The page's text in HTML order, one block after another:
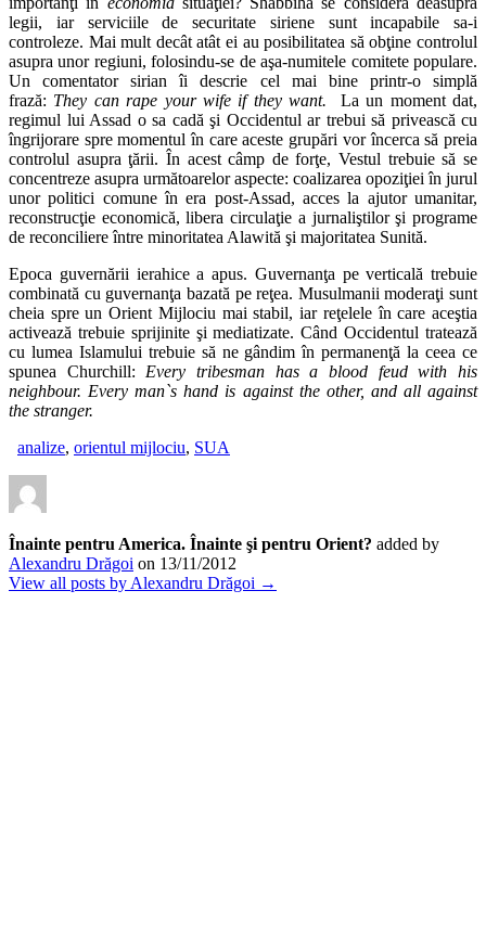
legii, iar serviciile de securitate siriene sunt incapabile sa-i
controleze. Mai mult decât atât ei au posibilitatea să obţine controlul
asupra unor regiuni, folosindu-se de aşa-numitele comitete populare.
Un comentator sirian îi descrie cel mai bine printr-o simplă
frază: They can rape your wife if they want. La un moment dat,
regimul lui Assad o sa cadă şi Occidentul ar trebui să privească cu
îngrijorare spre momentul în care aceste grupări vor încerca să preia
controlul asupra ţării. În acest câmp de forţe, Vestul trebuie să se
concentreze asupra următoarelor aspecte: coalizarea opoziţiei în jurul
unor politici comune în era post-Assad, acces la ajutor umanitar,
reconstrucţie economică, libera circulaţie a jurnaliştilor şi programe
de reconciliere între minoritatea Alawită şi majoritatea Sunită.
Epoca guvernării ierahice a apus. Guvernanţa pe verticală trebuie
combinată cu guvernanţa bazată pe reţea. Musulmanii moderaţi sunt
cheia spre un Orient Mijlociu mai stabil, iar reţelele în care aceştia
activează trebuie sprijinite şi mediatizate. Când Occidentul tratează
cu lumea Islamului trebuie să ne gândim în permanenţă la ceea ce
spunea Churchill: Every tribesman has a blood feud with his
neighbour. Every man`s hand is against the other, and all against
the stranger.
analize, orientul mijlociu, SUA
Înainte pentru America. Înainte şi pentru Orient? added by
Alexandru Drăgoi on 13/11/2012
View all posts by Alexandru Drăgoi →